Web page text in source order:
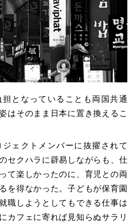
となっていることも両国共通
はそのまま日本に置き換えるこ
ェクトメンバーに抜擢されて
セクハラに辟易しながらも、仕
て楽しかったのに、育児との両
を得なかった。子どもが保育園
職しようとしてもできる仕事は
カフェに寄れば見知らぬサラリ